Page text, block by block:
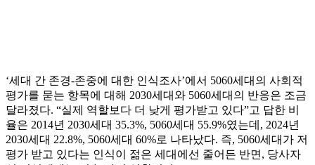
‘세대 간 존경-존중에 대한 인식조사’에서 5060세대의 사회적
평가를 묻는 항목에 대해 2030세대와 5060세대의 반응은 조금
달라졌다. “실제 역할보다 더 낮게 평가받고 있다”고 답한 비
율은 2014년 2030세대 35.3%, 5060세대 55.9%였는데, 2024년
2030세대 22.8%, 5060세대 60%로 나타났다. 즉, 5060세대가 저
평가 받고 있다는 인식이 젊은 세대에선 줄어든 반면, 당사자